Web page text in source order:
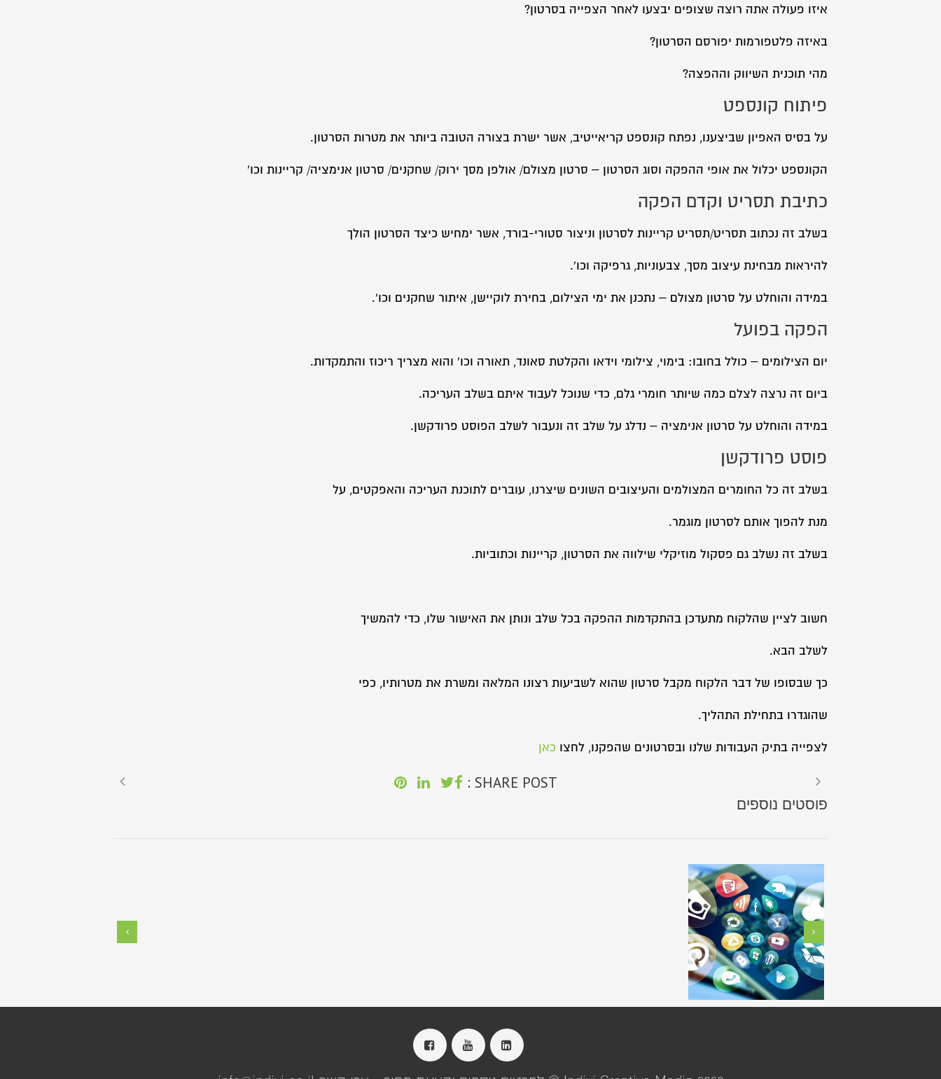
איזו פעולה אתה רוצה שצופים יבצעו לאחר הצפייה בסרטון?
באיזה פלטפורמות יפורסם הסרטון?
מהי תוכנית השיווק וההפצה?
פיתוח קונספט
על בסיס האפיון שביצענו, נפתח קונספט קריאייטיב, אשר ישרת בצורה הטובה ביותר את מטרות הסרטון.
הקונספט יכלול את אופי ההפקה וסוג הסרטון – סרטון מצולם/ אולפן מסך ירוק/ שחקנים/ סרטון אנימציה/ קריינות וכו'
כתיבת תסריט וקדם הפקה
בשלב זה נכתוב תסריט/תסריט קריינות לסרטון וניצור סטורי-בורד, אשר ימחיש כיצד הסרטון הולך
להיראות מבחינת עיצוב מסך, צבעוניות, גרפיקה וכו'.
במידה והוחלט על סרטון מצולם – נתכנן את ימי הצילום, בחירת לוקיישן, איתור שחקנים וכו'.
הפקה בפועל
יום הצילומים – כולל בחובו: בימוי, צילומי וידאו והקלטת סאונד, תאורה וכו' והוא מצריך ריכוז והתמקדות.
ביום זה נרצה לצלם כמה שיותר חומרי גלם, כדי שנוכל לעבוד איתם בשלב העריכה.
במידה והוחלט על סרטון אנימציה – נדלג על שלב זה ונעבור לשלב הפוסט פרודקשן.
פוסט פרודקשן
בשלב זה כל החומרים המצולמים והעיצובים השונים שיצרנו, עוברים לתוכנת העריכה והאפקטים, על
מנת להפוך אותם לסרטון מוגמר.
בשלב זה נשלב גם פסקול מוזיקלי שילווה את הסרטון, קריינות וכתוביות.
חשוב לציין שהלקוח מתעדכן בהתקדמות ההפקה בכל שלב ונותן את האישור שלו, כדי להמשיך
לשלב הבא.
כך שבסופו של דבר הלקוח מקבל סרטון שהוא לשביעות רצונו המלאה ומשרת את מטרותיו, כפי
שהוגדרו בתחילת התהליך.
לצפייה בתיק העבודות שלנו ובסרטונים שהפקנו, לחצו כאן
SHARE POST :
פוסטים נוספים